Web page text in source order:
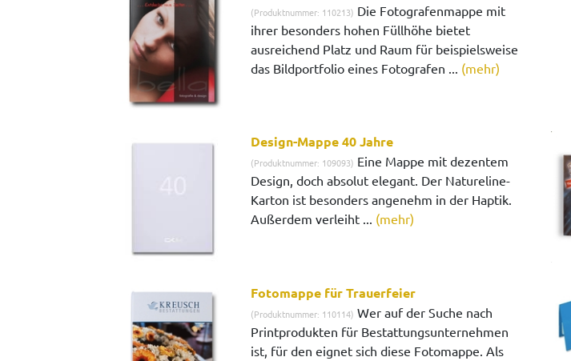
(Produktnummer: 110213) Die Fotografenmappe mit
ihrer besonders hohen Füllhöhe bietet
ausreichend Platz und Raum für beispielsweise
das Bildportfolio eines Fotografen ... (mehr)
Design-Mappe 40 Jahre
(Produktnummer: 109093) Eine Mappe mit dezentem
Design, doch absolut elegant. Der Natureline-
Karton ist besonders angenehm in der Haptik.
Außerdem verleiht ... (mehr)
Fotomappe für Trauerfeier
(Produktnummer: 110114) Wer auf der Suche nach
Printprodukten für Bestattungsunternehmen
ist, für den eignet sich diese Fotomappe. Als